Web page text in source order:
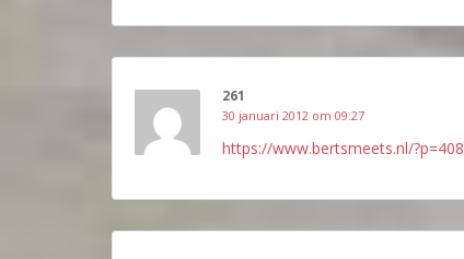
261
30 januari 2012 om 09:27
https://www.bertsmeets.nl/?p=408